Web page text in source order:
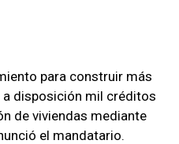
para construir más
a disposición mil créditos
de viviendas mediante
el mandatario.